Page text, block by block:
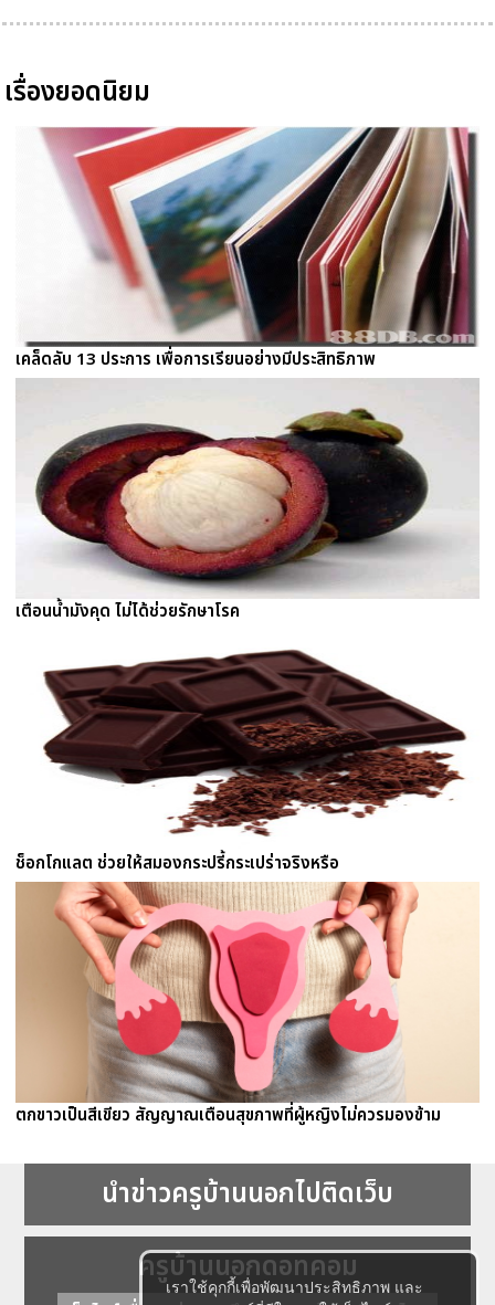
เราใช้คุกกี้เพื่อพัฒนาประสิทธิภาพ และ
เรื่องยอดนิยม
เคล็ดลับ 13 ประการ เพื่อการเรียนอย่างมีประสิทธิภาพ
เตือนน้ำมังคุด ไม่ได้ช่วยรักษาโรค
ช็อกโกแลต ช่วยให้สมองกระปรี้กระเปร่าจริงหรือ
ตกขาวเป็นสีเขียว สัญญาณเตือนสุขภาพที่ผู้หญิงไม่ควรมองข้าม
นำข่าวครูบ้านนอกไปติดเว็บ
ครูบ้านนอกดอทคอม